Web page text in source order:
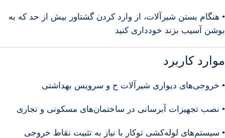
• هنگام بستن شیرآلات، از وارد کردن گشتاور بیش از حد که به
بوشن آسیب بزند خودداری کنید
موارد کاربرد
• خروجی‌های دیواری شیرآلات ح و سرویس بهداشتی
• نصب تجهیزات آبرسانی در ساختمان‌های مسکونی و تجاری
• سیستم‌های لوله‌کشی توکار با نیاز به تثبیت نقاط خروجی